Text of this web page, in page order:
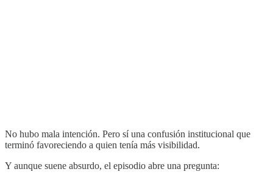
No hubo mala intención. Pero sí una confusión institucional que
terminó favoreciendo a quien tenía más visibilidad.
Y aunque suene absurdo, el episodio abre una pregunta: